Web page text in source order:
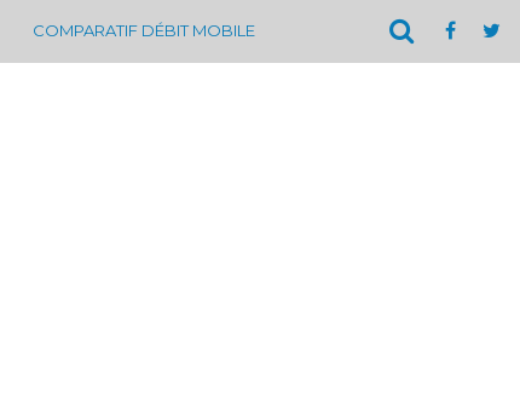
COMPARATIF DÉBIT MOBILE